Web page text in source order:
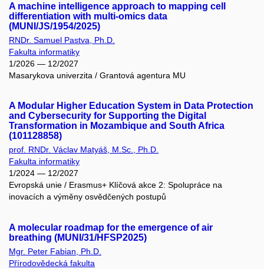
A machine intelligence approach to mapping cell
differentiation with multi-omics data
(MUNI/JS/1954/2025)
RNDr. Samuel Pastva, Ph.D.
Fakulta informatiky
1/2026 — 12/2027
Masarykova univerzita / Grantová agentura MU
A Modular Higher Education System in Data Protection
and Cybersecurity for Supporting the Digital
Transformation in Mozambique and South Africa
(101128858)
prof. RNDr. Václav Matyáš, M.Sc., Ph.D.
Fakulta informatiky
1/2024 — 12/2027
Evropská unie / Erasmus+ Klíčová akce 2: Spolupráce na
inovacích a výměny osvědčených postupů
A molecular roadmap for the emergence of air
breathing (MUNI/31/HFSP2025)
Mgr. Peter Fabian, Ph.D.
Přírodovědecká fakulta